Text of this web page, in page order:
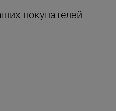
покупателей